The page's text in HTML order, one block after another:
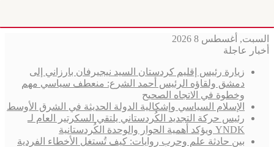
السبت, أغسطس 8 2026
أخبار عاجلة
زيارة رئيس إقليم كردستان السيد نيجيرفان بارزاني إلى
دمشق ولقاؤه الرئيس أحمد الشرع: منعطف سياسي مهم
وخطوة في الاتجاه الصحيح
الإسلام السياسي وإشكالية الدولة الحديثة في الشرق الأوسط
رئيس حركة التجديد الكُردستاني يلتقي السكرتير العام لـ
YNDK ويؤكد أهمية الحوار والوحدة الكُردستانية
بين حادثة علم وحرب روايات: كيف تُستغل الأخطاء الفردية